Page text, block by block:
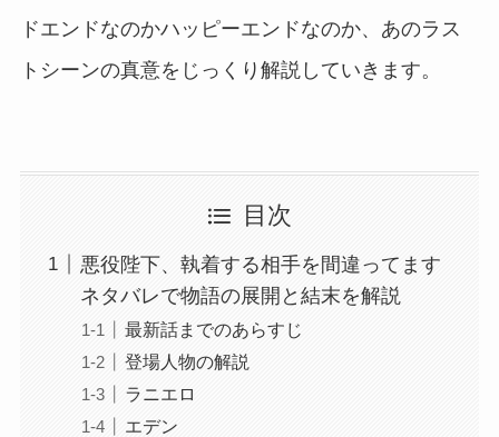
ドエンドなのかハッピーエンドなのか、あのラス
トシーンの真意をじっくり解説していきます。
目次
悪役陛下、執着する相手を間違ってます
ネタバレで物語の展開と結末を解説
最新話までのあらすじ
登場人物の解説
ラニエロ
エデン